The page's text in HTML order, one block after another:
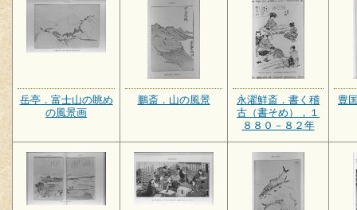
岳亭．富士山の眺め
の風景画
鵬斎．山の風景
永濯鮮斎．書く稽
古（書そめ），１
８８０－８２年
豊